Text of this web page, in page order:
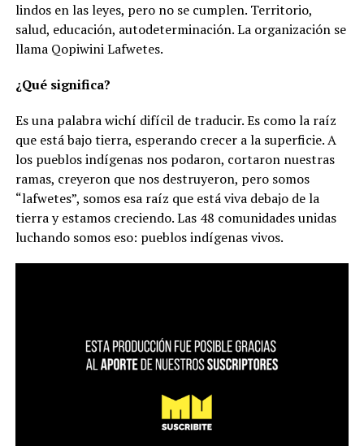
lindos en las leyes, pero no se cumplen. Territorio,
salud, educación, autodeterminación. La organización se
llama Qopiwini Lafwetes.
¿Qué significa?
Es una palabra wichí difícil de traducir. Es como la raíz
que está bajo tierra, esperando crecer a la superficie.A
los pueblos indígenas nos podaron, cortaron nuestras
ramas, creyeron que nos destruyeron, pero somos
“lafwetes”, somos esa raíz que está viva debajo de la
tierra y estamos creciendo. Las 48 comunidades unidas
luchando somos eso: pueblos indígenas vivos.